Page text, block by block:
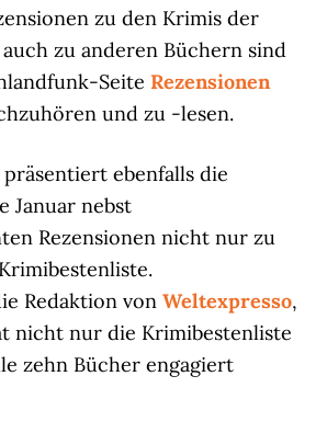
zu den Krimis der
zu anderen Büchern sind
Seite Rezensionen
und zu -lesen.
präsentiert ebenfalls die
Januar nebst
Rezensionen nicht nur zu
Redaktion vonWeltexpresso,
nicht nur die Krimibestenliste
zehn Bücher engagiert